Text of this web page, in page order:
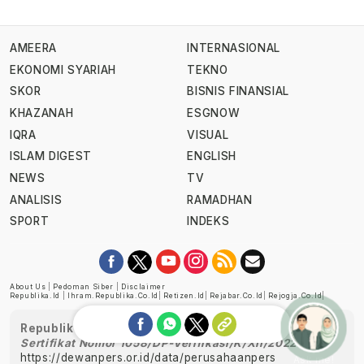
AMEERA
EKONOMI SYARIAH
SKOR
KHAZANAH
IQRA
ISLAM DIGEST
NEWS
ANALISIS
SPORT
INTERNASIONAL
TEKNO
BISNIS FINANSIAL
ESGNOW
VISUAL
ENGLISH
TV
RAMADHAN
INDEKS
About Us Pedoman Siber
Disclaimer
Republika.id
Ihram.republika.co.id Retizen.id Rejabar.co.id Rejogja.co.id|
Republika telah diverifikasi oleh Dewan Pers
Sertifikat Nomor 1058/DP-Verifikasi/K/XII/2022
https://dewanpers.or.id/data/perusahaanpers
Ask me!